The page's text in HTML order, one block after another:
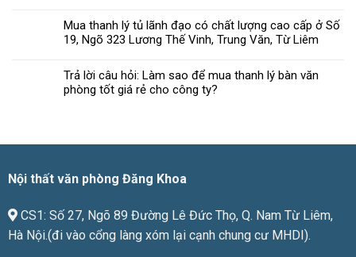
phòng
đạt
nội
thất
chất
lượng
giá
Mua thanh lý tủ lãnh đạo có chất lượng cao cấp ở Số
19, Ngõ 323 Lương Thế Vinh, Trung Văn, Từ Liêm
Trả lời câu hỏi: Làm sao để mua thanh lý bàn văn
phòng tốt giá rẻ cho công ty?
Nội thất văn phòng Đăng Khoa
CS1: Số 27, Ngõ 89 Đường Lê Đức Thọ, Q. Nam Từ Liêm,
Hà Nội.(đi vào cổng làng xóm lại cạnh chung cư MHDI).